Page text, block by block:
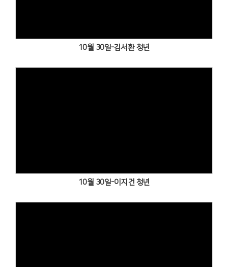
10월 30일-김서환 청년
10월 30일-이지건 청년